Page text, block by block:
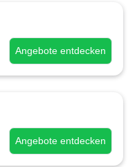
Angebote entdecken
Angebote entdecken